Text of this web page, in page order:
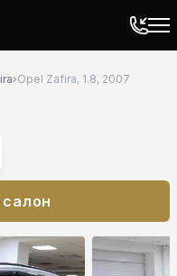
›Opel Zafira, 1.8, 2007